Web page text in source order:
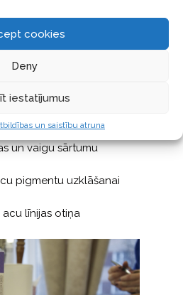
cookies
Deny
iestatījumus
un saistību atruna
Otas
pūdera ota
sārtuma ota
ideāli palīdz sapludināt
un vaigu sārtumu
pigmentu uzklāšanai
acu līnijas otiņa